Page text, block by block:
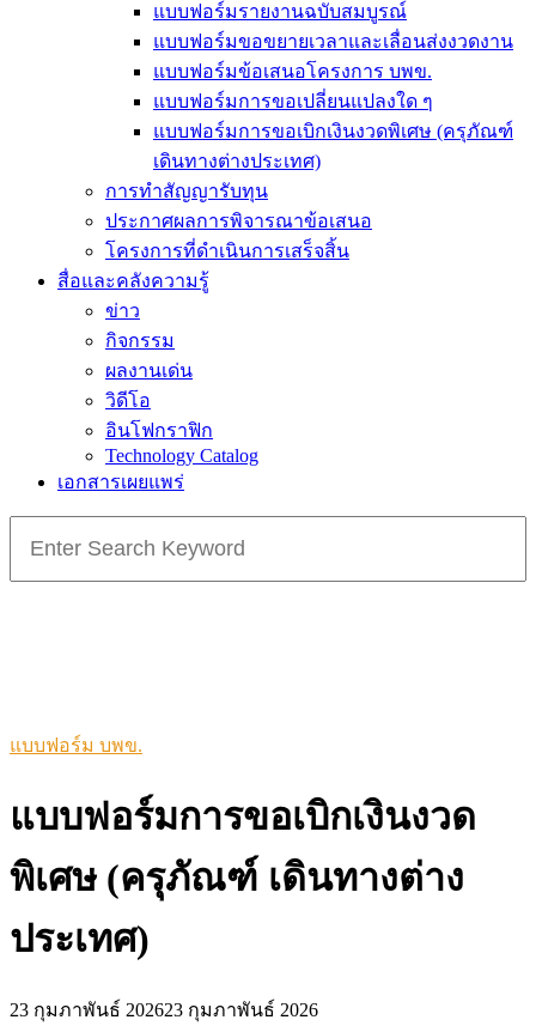
แบบฟอร์มรายงานฉบับสมบูรณ์
แบบฟอร์มขอขยายเวลาและเลื่อนส่งงวดงาน
แบบฟอร์มข้อเสนอโครงการ บพข.
แบบฟอร์มการขอเปลี่ยนแปลงใด ๆ
แบบฟอร์มการขอเบิกเงินงวดพิเศษ (ครุภัณฑ์
เดินทางต่างประเทศ)
การทำสัญญารับทุน
ประกาศผลการพิจารณาข้อเสนอ
โครงการที่ดำเนินการเสร็จสิ้น
สื่อและคลังความรู้
ข่าว
กิจกรรม
ผลงานเด่น
วิดีโอ
อินโฟกราฟิก
Technology Catalog
เอกสารเผยแพร่
for:
แบบฟอร์ม บพข.
แบบฟอร์มการขอเบิกเงินงวด
พิเศษ (ครุภัณฑ์ เดินทางต่าง
ประเทศ)
23 กุมภาพันธ์ 202623 กุมภาพันธ์ 2026